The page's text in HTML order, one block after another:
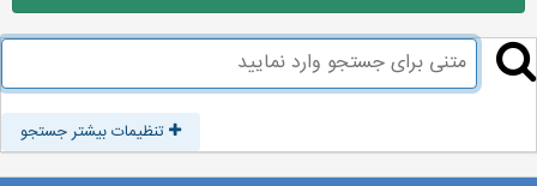
تنظیمات بیشتر جستجو